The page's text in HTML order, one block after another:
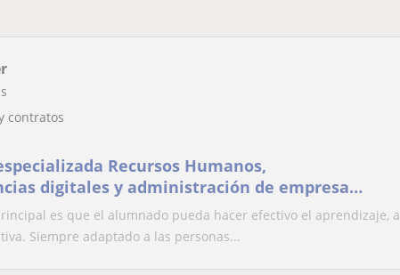
contratos
Recursos Humanos,
digitales y administración de empresas.
a todos los niveles.
es que el alumnado pueda hacer efectivo el aprendizaje,
Siempre adaptado a las personas...